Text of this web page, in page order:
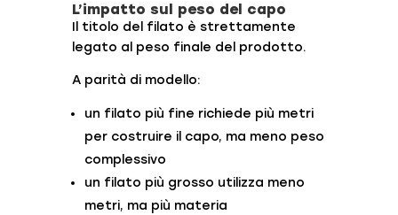
L’impatto sul peso del capo
Il titolo del filato è strettamente
legato al peso finale del prodotto.
A parità di modello:
un filato più fine richiede più metri
per costruire il capo, ma meno peso
complessivo
un filato più grosso utilizza meno
metri, ma più materia